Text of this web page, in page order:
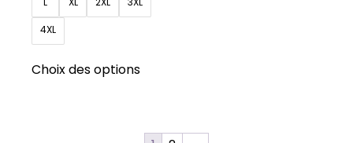
L
XL 2XL
3XL
4XL
Choix des options